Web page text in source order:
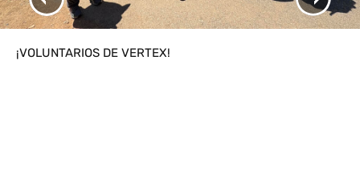
¡VOLUNTARIOS DE VERTEX!
Scroll to Previous Item Scroll